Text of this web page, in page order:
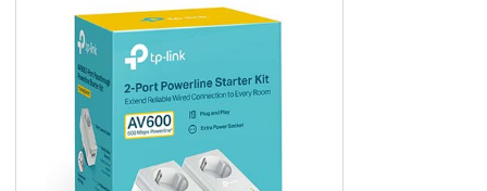
ΕΙΣΟΔΟΣ
ΚΑΛΑΘΙ-ΑΓΟΡΩΝ
ΑΡΧΙΚΗ
ΠΟΙΟΙ ΕΙΜΑΣΤΕ